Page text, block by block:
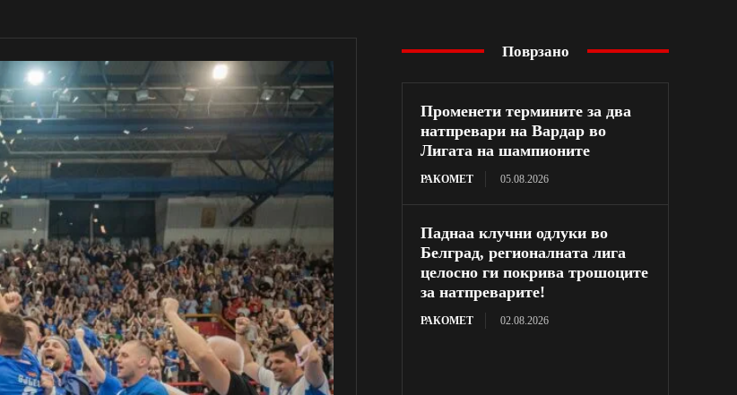
Поврзано
Променети термините за два
натпревари на Вардар во
Лигата на шампионите
РАКОМЕТ 05.08.2026
Паднаа клучни одлуки во
Белград, регионалната лига
целосно ги покрива трошоците
за натпреварите!
РАКОМЕТ 02.08.2026